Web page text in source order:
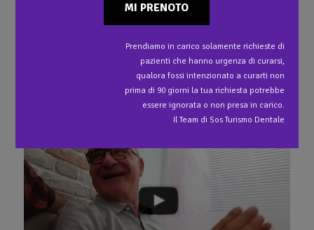
integrale e programmazione estetica del sorriso
Ti potrebbe interessare anche…
MI PRENOTO
Prendiamo in carico solamente richieste di
pazienti che hanno urgenza di curarsi,
qualora fossi intenzionato a curarti non
prima di 90 giorni la tua richiesta potrebbe
essere ignorata o non presa in carico.
Il Team di Sos Turismo Dentale